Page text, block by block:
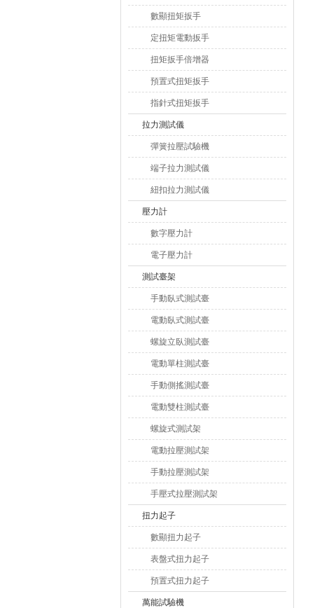
數顯扭矩扳手
定扭矩電動扳手
扭矩扳手倍增器
預置式扭矩扳手
指針式扭矩扳手
拉力測試儀
彈簧拉壓試驗機
端子拉力測試儀
紐扣拉力測試儀
壓力計
數字壓力計
電子壓力計
測試臺架
手動臥式測試臺
電動臥式測試臺
螺旋立臥測試臺
電動單柱測試臺
手動側搖測試臺
電動雙柱測試臺
螺旋式測試架
電動拉壓測試架
手動拉壓測試架
手壓式拉壓測試架
扭力起子
數顯扭力起子
表盤式扭力起子
預置式扭力起子
萬能試驗機